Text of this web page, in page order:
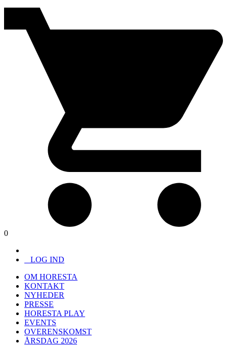
0
LOG IND
OM HORESTA
KONTAKT
NYHEDER
PRESSE
HORESTA PLAY
EVENTS
OVERENSKOMST
ÅRSDAG 2026